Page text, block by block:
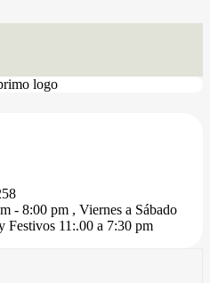
- 8:00 pm , Viernes a Sábado
Festivos 11:.00 a 7:30 pm